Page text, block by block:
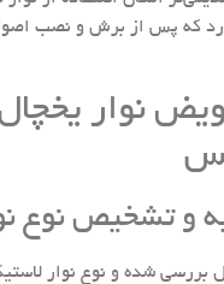
که پس از برش و نصب
نوار
و تشخیص نوع
بررسی شده و نوع نوار